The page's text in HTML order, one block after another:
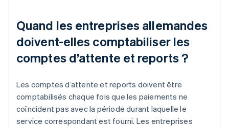
Quand les entreprises allemandes
doivent-elles comptabiliser les
comptes d’attente et reports ?
Les comptes d’attente et reports doivent être
comptabilisés chaque fois que les paiements ne
coïncident pas avec la période durant laquelle le
service correspondant est fourni. Les entreprises